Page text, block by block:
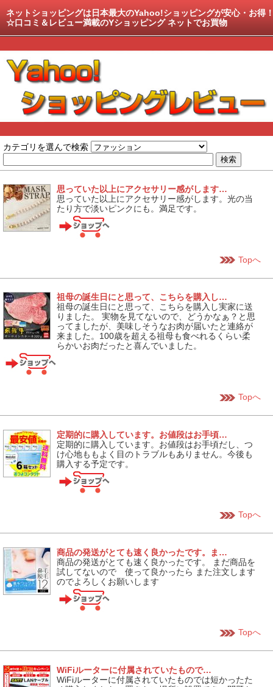
ネットショッピングは日本最大のYahoo!ショッピングが安心・お得
☆口コミ＆レビュー満載のYショッピング ネットでお買物
カテゴリを選んで検索
思っていた以上にアクセサリー感がします…
思っていた以上にアクセサリー感がします。光の当
たり方で淡いピンクにも。満足です。
Topへ
祖母の誕生日にと思って、こちらを購入し…
祖母の誕生日にと思って、こちらを購入し実家に送
りました。 実物を見てないので、どうかなぁ？と思
ってましたが、美味しそうなお肉が届いたと連絡が
来ました。100歳を超える祖母も食べれるくらい柔
らかいお肉だったと喜んでいました。
Topへ
定期的に購入しています。お値段はお手頃…
定期的に購入しています。お値段はお手頃だし、つ
け心地ももよく目のトラブルもありません。今後も
購入する予定です。
Topへ
商品の発送がとても速く良かったです。ま…
商品の発送がとても速く良かったです。 まだ商品を
試してないので 使って良かったら また注文します
のでよろしくお願いします
Topへ
WiFiルーターに付属されていたもので…
WiFiルーターに付属されていたものでは短かったた